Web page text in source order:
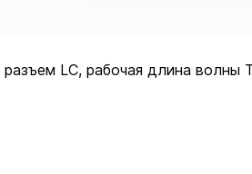
LC, рабочая длина